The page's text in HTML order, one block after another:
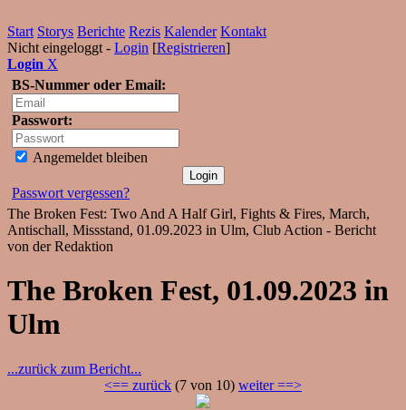
Start Storys Berichte Rezis Kalender Kontakt
Nicht eingeloggt - Login [Registrieren]
Login X
BS-Nummer oder Email:
Passwort:
Angemeldet bleiben
Passwort vergessen?
The Broken Fest: Two And A Half Girl, Fights & Fires, March,
Antischall, Missstand, 01.09.2023 in Ulm, Club Action - Bericht
von der Redaktion
The Broken Fest, 01.09.2023 in
Ulm
...zurück zum Bericht...
<== zurück (7 von 10) weiter ==>